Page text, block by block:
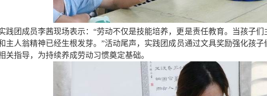
践团成员李茜现场表示：“劳动不仅是技能培养，更是责任教育。当孩子
主人翁精神已经生根发芽。”活动尾声，实践团成员通过文具奖励强化孩
关指导，为持续养成劳动习惯奠定基础。